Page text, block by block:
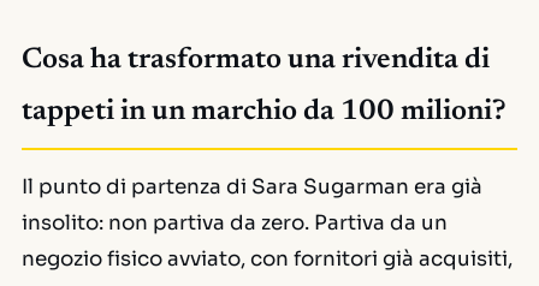
Cosa ha trasformato una rivendita di
tappeti in un marchio da 100 milioni?
Il punto di partenza di Sara Sugarman era già
insolito: non partiva da zero. Partiva da un
negozio fisico avviato, con fornitori già acquisiti,